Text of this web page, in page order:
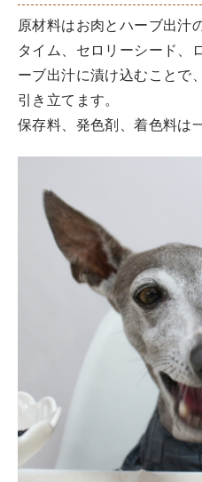
原材料はお肉とハーブ出汁
タイム、セロリーシード、
ーブ出汁に漬け込むことで
引き立てます。
保存料、発色剤、着色料は